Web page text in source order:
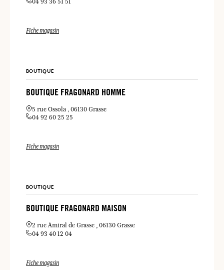
Fiche magasin
BOUTIQUE
BOUTIQUE FRAGONARD HOMME
5 rue Ossola
06130 Grasse
04 92 60 25 25
Fiche magasin
BOUTIQUE
BOUTIQUE FRAGONARD MAISON
2 rue Amiral de Grasse
06130 Grasse
04 93 40 12 04
Fiche magasin